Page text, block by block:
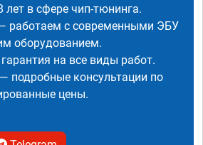
в сфере чип-тюнинга.
работаем с современными ЭБУ
оборудованием.
на все виды работ.
подробные консультации по
цены.